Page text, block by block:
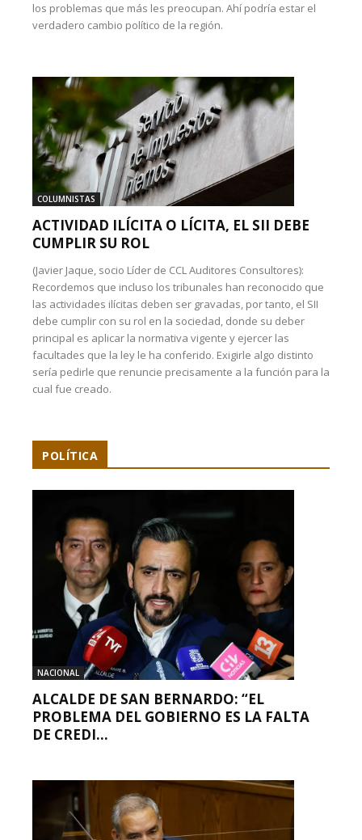
los problemas que más les preocupan. Ahí podría estar el
verdadero cambio político de la región.
COLUMNISTAS
ACTIVIDAD ILÍCITA O LÍCITA, EL SII DEBE
CUMPLIR SU ROL
(Javier Jaque, socio Líder de CCL Auditores Consultores):
Recordemos que incluso los tribunales han reconocido que
las actividades ilícitas deben ser gravadas, por tanto, el SII
debe cumplir con su rol en la sociedad, donde su deber
principal es aplicar la normativa vigente y ejercer las
facultades que la ley le ha conferido. Exigirle algo distinto
sería pedirle que renuncie precisamente a la función para la
cual fue creado.
POLÍTICA
NACIONAL
ALCALDE DE SAN BERNARDO: “EL
PROBLEMA DEL GOBIERNO ES LA FALTA
DE CREDI...